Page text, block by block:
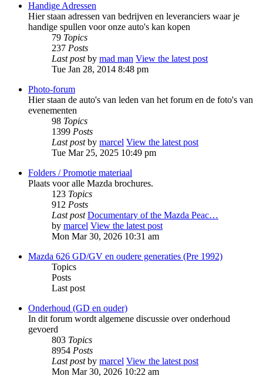
Handige Adressen
Hier staan adressen van bedrijven en leveranciers waar je
handige spullen voor onze auto's kan kopen
79 Topics
237 Posts
Last postby mad man View the latest post
Tue Jan 28, 2014 8:48 pm
Photo-forum
Hier staan de auto's van leden van het forum en de foto's van
evenementen
98 Topics
1399 Posts
Last postby marcel View the latest post
Tue Mar 25, 2025 10:49 pm
Folders / Promotie materiaal
Plaats voor alle Mazda brochures.
123 Topics
912 Posts
Last post Documentary of the Mazda Peac…
by marcel View the latest post
Mon Mar 30, 2026 10:31 am
Mazda 626 GD/GV en oudere generaties (Pre 1992)
Topics
Posts
Last post
Onderhoud (GD en ouder)
In dit forum wordt algemene discussie over onderhoud
gevoerd
803 Topics
8954 Posts
Last postby marcel View the latest post
Mon Mar 30, 2026 10:22 am